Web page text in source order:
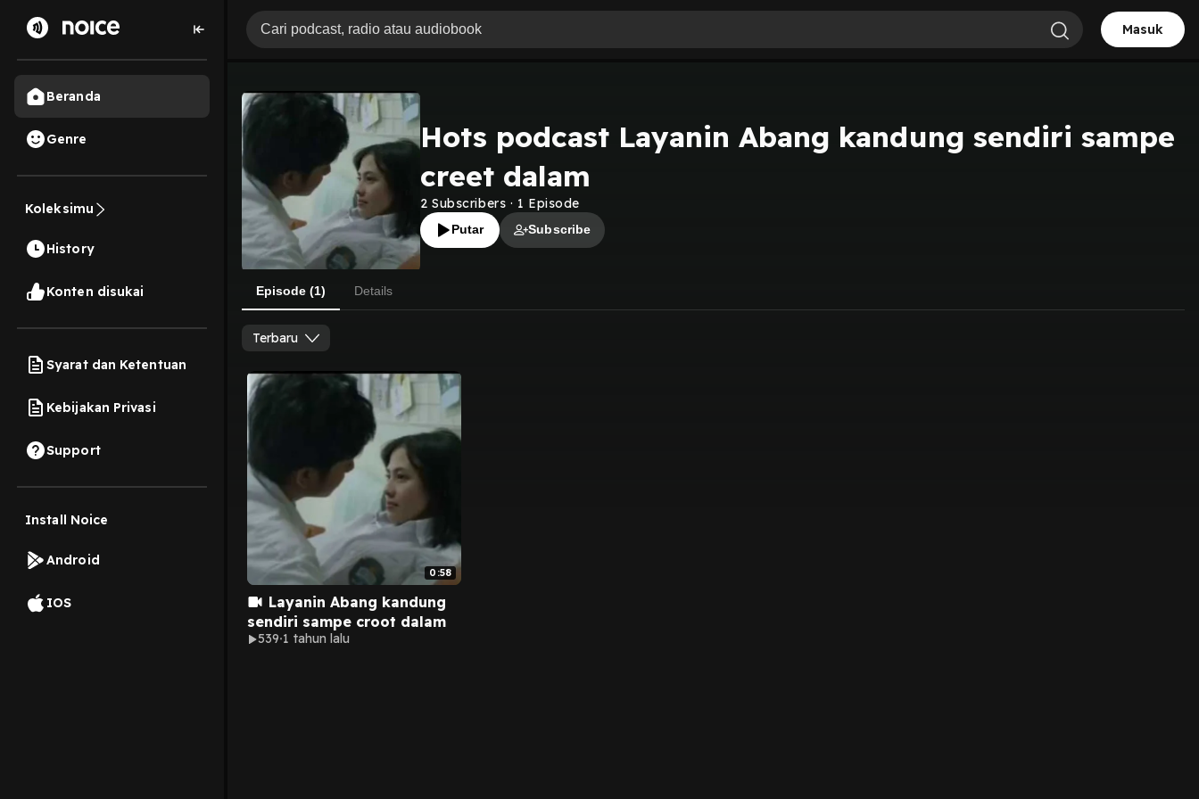
Beranda
Genre
Koleksimu
History
Konten disukai
Syarat dan Ketentuan
Kebijakan Privasi
Support
Install Noice
Android
IOS
Masuk
Hots podcast Layanin Abang kandung sendiri sampe
creet dalam
2 Subscribers · 1 Episode
Putar Subscribe
Episode (1) Details
Terbaru
0:58
Layanin Abang kandung
sendiri sampe croot dalam
539 1 tahun lalu